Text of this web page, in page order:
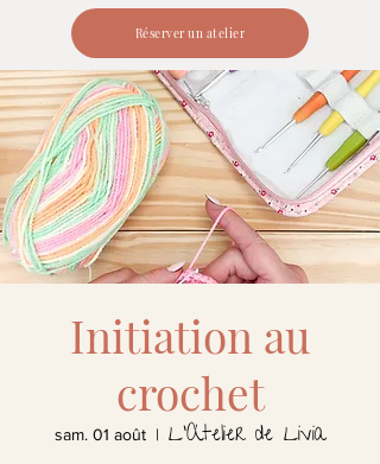
Réserver un atelier
Initiation au
crochet
sam. 01 août
  |
L'Atelier de Livia